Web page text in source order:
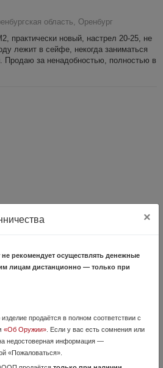
область, Оренбург
практически новый, настрел 20-25, не
лежит в сейфе, некогда заниматься
Продаю за ненадобностью, полностью в
номерах, травматическим перестал
Продажа по лицензии на газовое
×
рекомендует осуществлять денежные
лицам дистанционно — только при
продаётся в полном соответствии с
«Об Оружии». Если у вас есть сомнения или
недостоверная информация —
«Пожаловаться».